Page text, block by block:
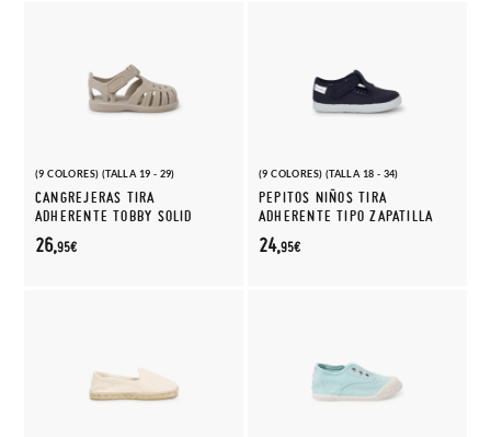
(9 COLORES) (TALLA 19 - 29)
CANGREJERAS TIRA
ADHERENTE TOBBY SOLID
26,95€
(9 COLORES) (TALLA 18 - 34)
PEPITOS NIÑOS TIRA
ADHERENTE TIPO ZAPATILLA
24,95€